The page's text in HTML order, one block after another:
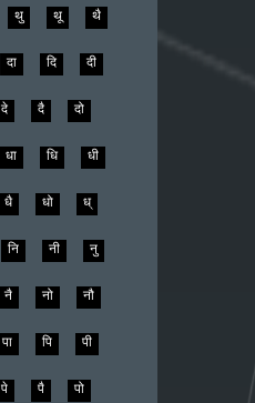
थु थू थै
दा दि दी
दे दै दो
धा धि धी
धै धो ध्
नि नी नु
नै नो नौ
पा पि पी
पे पै पो